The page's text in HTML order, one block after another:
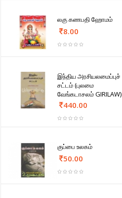
லகு கணபதி ஹோமம்
8.00
இந்திய அரசியலமைப்புச்
சட்டம் (புலமை
வேங்கடாசலம் GIRILAW)
440.00
குப்பை உலகம்
50.00